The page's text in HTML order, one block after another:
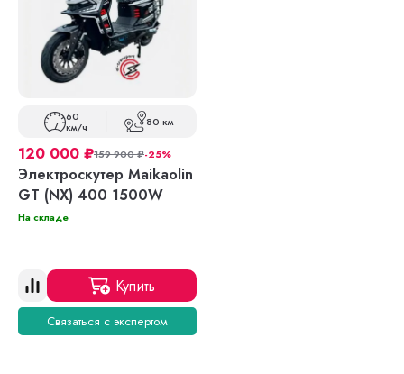
60
км/ч 80 км
120 000 ₽159 900₽-25%
Электроскутер Maikaolin
GT (NX) 400 1500W
На складе
Купить
Связаться с экспертом